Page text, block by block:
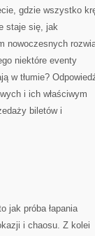
gdzie wszystko
staje się, jak
nowoczesnych
niektóre eventy
w tłumie?
i ich właściwym
biletów i
jak próba łapania
i chaosu. Z kolei